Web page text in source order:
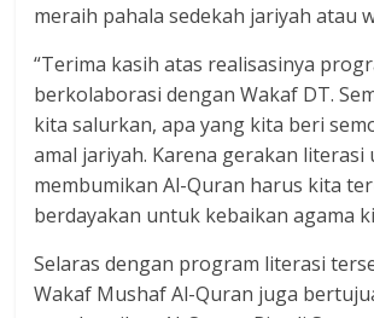
meraih pahala sedekah jariyah atau
“Terima kasih atas realisasinya
berkolaborasi dengan Wakaf DT.
kita salurkan, apa yang kita beri
amal jariyah. Karena gerakan literasi
membumikan Al-Quran harus kita
berdayakan untuk kebaikan agama
Selaras dengan program literasi
Wakaf Mushaf Al-Quran juga